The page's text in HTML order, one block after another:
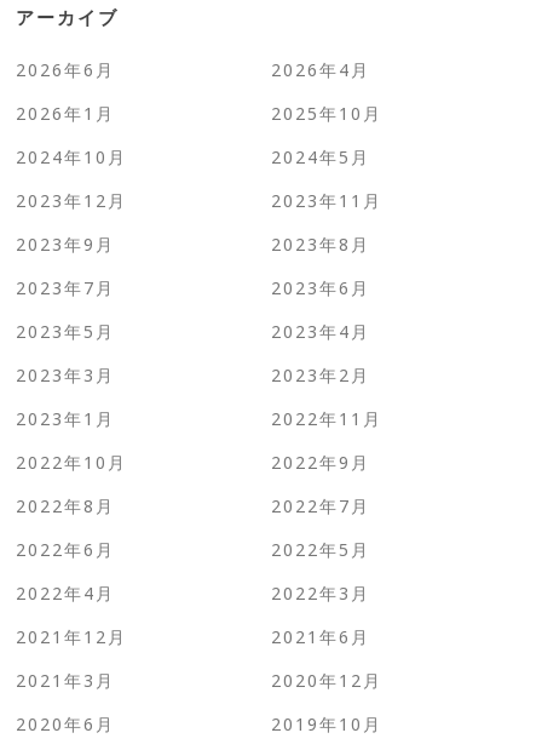
アーカイブ
2026年6月
2026年4月
2026年1月
2025年10月
2024年10月
2024年5月
2023年12月
2023年11月
2023年9月
2023年8月
2023年7月
2023年6月
2023年5月
2023年4月
2023年3月
2023年2月
2023年1月
2022年11月
2022年10月
2022年9月
2022年8月
2022年7月
2022年6月
2022年5月
2022年4月
2022年3月
2021年12月
2021年6月
2021年3月
2020年12月
2020年6月
2019年10月